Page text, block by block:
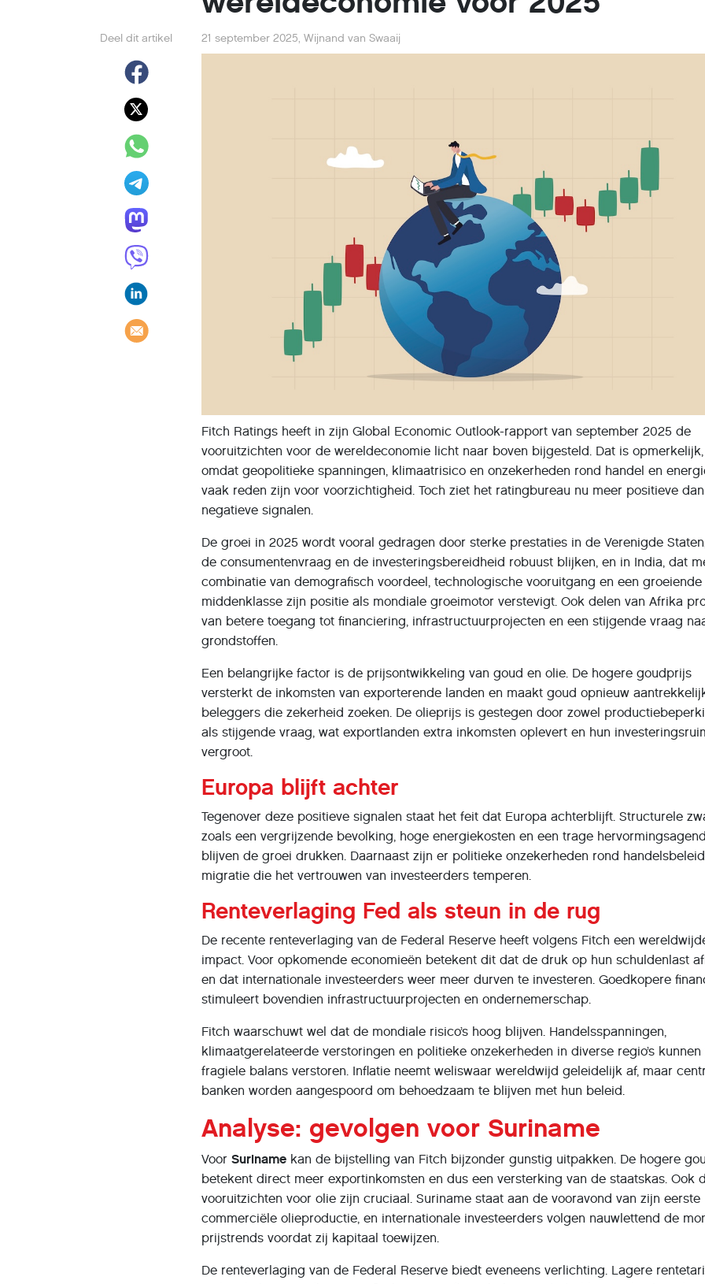
Deel dit artikel 21 september 2025,Wijnand van Swaaij
Fitch Ratings heeft in zijn Global Economic Outlook-rapport van september 2025 de
vooruitzichten voor de wereldeconomie licht naar boven bijgesteld. Dat is opmerkelijk,
omdat geopolitieke spanningen, klimaatrisico en onzekerheden rond handel en
vaak reden zijn voor voorzichtigheid. Toch ziet het ratingbureau nu meer positieve dan
negatieve signalen.
De groei in 2025 wordt vooral gedragen door sterke prestaties in de Verenigde
de consumentenvraag en de investeringsbereidheid robuust blijken, en in India, dat
combinatie van demografisch voordeel, technologische vooruitgang en een groeiende
middenklasse zijn positie als mondiale groeimotor verstevigt. Ook delen van Afrika
van betere toegang tot financiering, infrastructuurprojecten en een stijgende vraag
grondstoffen.
Een belangrijke factor is de prijsontwikkeling van goud en olie. De hogere goudprijs
versterkt de inkomsten van exporterende landen en maakt goud opnieuw
beleggers die zekerheid zoeken. De olieprijs is gestegen door zowel
als stijgende vraag, wat exportlanden extra inkomsten oplevert en hun
vergroot.
Europa blijft achter
Tegenover deze positieve signalen staat het feit dat Europa achterblijft. Structurele
zoals een vergrijzende bevolking, hoge energiekosten en een trage
blijven de groei drukken. Daarnaast zijn er politieke onzekerheden rond
migratie die het vertrouwen van investeerders temperen.
Renteverlaging Fed als steun in de rug
De recente renteverlaging van de Federal Reserve heeft volgens Fitch een
impact. Voor opkomende economieën betekent dit dat de druk op hun schuldenlast
en dat internationale investeerders weer meer durven te investeren. Goedkopere
stimuleert bovendien infrastructuurprojecten en ondernemerschap.
Fitch waarschuwt wel dat de mondiale risico’s hoog blijven. Handelsspanningen,
klimaatgerelateerde verstoringen en politieke onzekerheden in diverse regio’s kunnen
fragiele balans verstoren. Inflatie neemt weliswaar wereldwijd geleidelijk af, maar
banken worden aangespoord om behoedzaam te blijven met hun beleid.
Analyse: gevolgen voor Suriname
VoorSuriname kan de bijstelling van Fitch bijzonder gunstig uitpakken. De hogere
betekent direct meer exportinkomsten en dus een versterking van de staatskas. Ook
vooruitzichten voor olie zijn cruciaal. Suriname staat aan de vooravond van zijn eerste
commerciële olieproductie, en internationale investeerders volgen nauwlettend de
prijstrends voordat zij kapitaal toewijzen.
De renteverlaging van de Federal Reserve biedt eveneens verlichting. Lagere